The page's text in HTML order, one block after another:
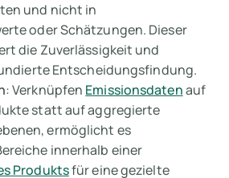
und nicht in
oder Schätzungen. Dieser
die Zuverlässigkeit und
Entscheidungsfindung.
: Verknüpfen Emissionsdatenauf
statt auf aggregierte
ermöglicht es
innerhalb einer
Produktsfür eine gezielte